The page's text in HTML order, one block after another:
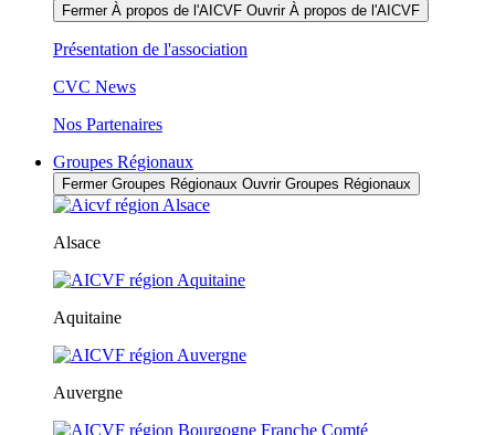
Fermer À propos de l'AICVF Ouvrir À propos de l'AICVF
Présentation de l'association
CVC News
Nos Partenaires
Groupes Régionaux
Fermer Groupes Régionaux Ouvrir Groupes Régionaux
Alsace
Aquitaine
Auvergne